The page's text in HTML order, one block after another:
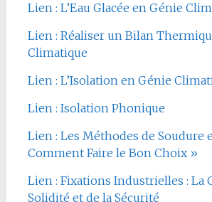
Lien : L’Eau Glacée en Génie
Lien : Réaliser un Bilan
Climatique
Lien : L’Isolation en Génie
Lien : Isolation Phonique
Lien : Les Méthodes de Soudure
Comment Faire le Bon Choix »
Lien : Fixations Industrielles : La
Solidité et de la Sécurité